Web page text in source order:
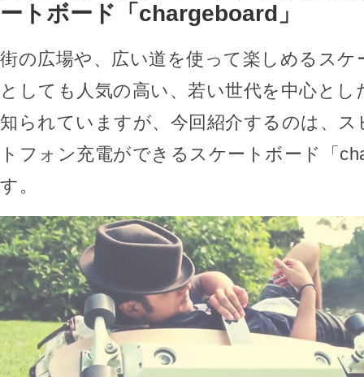
ートボード「chargeboard」
街の広場や、広い道を使って楽しめるスケ
としても人気の高い、若い世代を中心と
知られていますが、今回紹介するのは、ス
トフォン充電ができるスケートボード「
す。